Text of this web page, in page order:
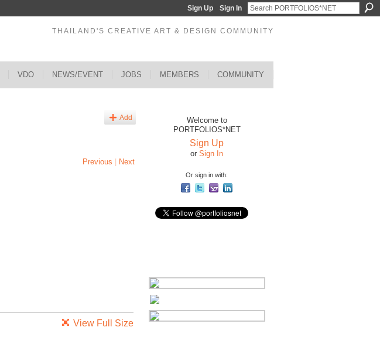
Sign Up Sign In
THAILAND'S CREATIVE ART & DESIGN COMMUNITY
VDO NEWS/EVENT JOBS MEMBERS COMMUNITY
Add
Previous Next
View Full Size
Welcome to
PORTFOLIOS*NET
Sign Up
or Sign In
Or sign in with: